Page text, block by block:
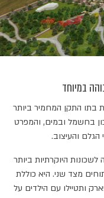
בתו התקן המחמיר ביותר
בחשמל ובמים, והמפרט
והעיצוב.
היוקרתיות ביותר
מצד שני. היא כוללת
ותטיילו עם הילדים על